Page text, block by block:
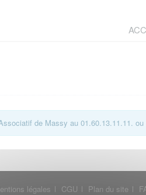
de Massy au 01.60.13.11.11. ou
légales CGU Plan du site